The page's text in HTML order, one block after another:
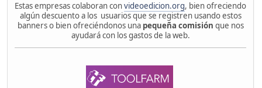
Estas empresas colaboran convideoedicion.org, bien ofreciendo
algún descuento a los usuarios que se registren usando estos
banners o bien ofreciéndonos una pequeña comisión que nos
ayudará con los gastos de la web.